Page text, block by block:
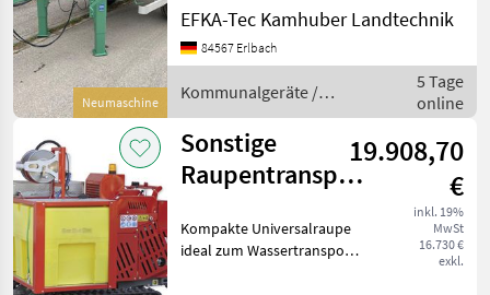
Neumaschine
Vakuumpumpe -
3.000 l bis 24.000 l -
3000 - Arbeit
EFKA-Tec Kamhuber Landtechnik
84567 Erlbach
Kommunalgeräte /
Sonstige
5 Tage
online
Sonstige
Raupentransporter
WT 450
19.908,70
€
inkl. 19%
MwSt
16.730 €
exkl.
Kompakte Universalraupe
ideal zum Wassertransport